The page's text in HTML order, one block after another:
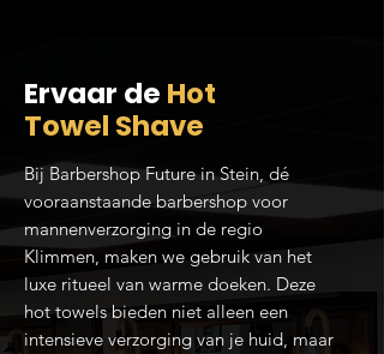
Ervaar de Hot
Towel Shave
Bij Barbershop Future in Stein, dé
vooraanstaande barbershop voor
mannenverzorging in de regio
Klimmen, maken we gebruik van het
luxe ritueel van warme doeken. Deze
hot towels bieden niet alleen een
intensieve verzorging van je huid, maar